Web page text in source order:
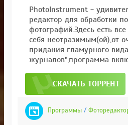
PhotoInstrument -
редактор для обработки
фотографий.Здесь есть
себя неотразимым(ой),от
придания гламурного
журналов",программа
СКАЧАТЬ ТОРРЕНТ
Программы /